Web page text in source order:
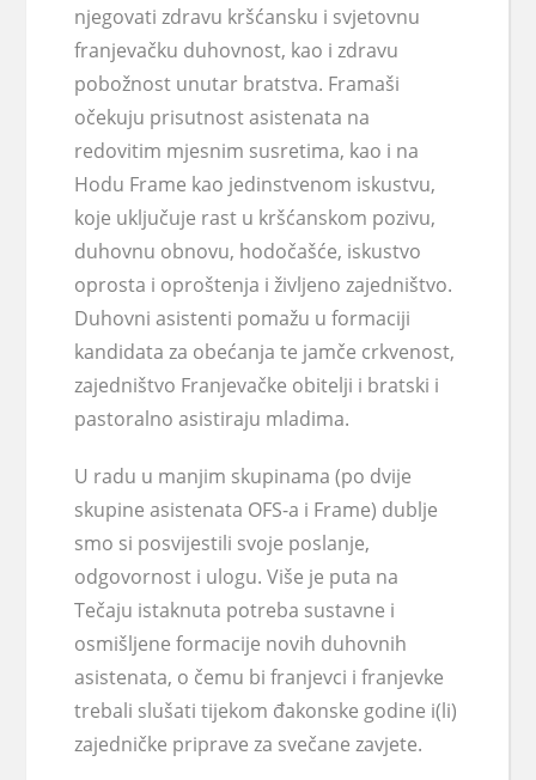
njegovati zdravu kršćansku i svjetovnu
franjevačku duhovnost, kao i zdravu
pobožnost unutar bratstva. Framaši
očekuju prisutnost asistenata na
redovitim mjesnim susretima, kao i na
Hodu Frame kao jedinstvenom iskustvu,
koje uključuje rast u kršćanskom pozivu,
duhovnu obnovu, hodočašće, iskustvo
oprosta i oproštenja i življeno zajedništvo.
Duhovni asistenti pomažu u formaciji
kandidata za obećanja te jamče crkvenost,
zajedništvo Franjevačke obitelji i bratski i
pastoralno asistiraju mladima.
U radu u manjim skupinama (po dvije
skupine asistenata OFS-a i Frame) dublje
smo si posvijestili svoje poslanje,
odgovornost i ulogu. Više je puta na
Tečaju istaknuta potreba sustavne i
osmišljene formacije novih duhovnih
asistenata, o čemu bi franjevci i franjevke
trebali slušati tijekom đakonske godine i(li)
zajedničke priprave za svečane zavjete.